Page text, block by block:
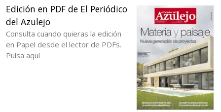
Edición en PDF de El Periódico
del Azulejo
Consulta cuando quieras la edición
en Papel desde el lector de PDFs.
Pulsa aquí